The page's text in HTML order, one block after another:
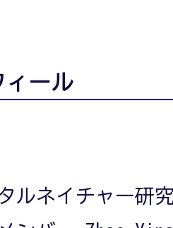
ィール
ルネイチャー研